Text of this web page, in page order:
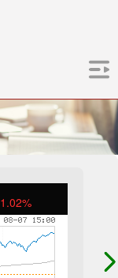
1.02%